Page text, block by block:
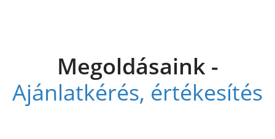
Megoldásaink -
Ajánlatkérés, értékesítés